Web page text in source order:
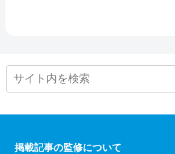
掲載記事の監修について